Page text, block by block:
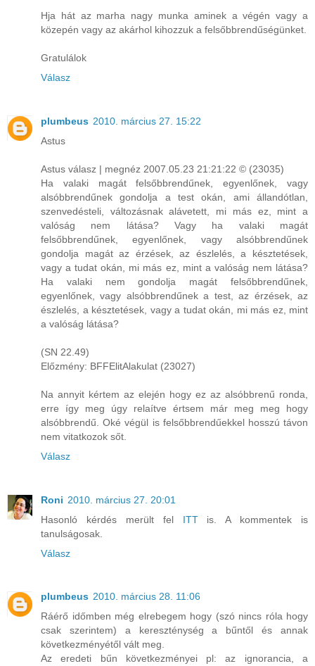
Hja hát az marha nagy munka aminek a végén vagy a
közepén vagy az akárhol kihozzuk a felsőbbrendűségünket.
Gratulálok
Válasz
plumbeus 2010. március 27. 15:22
Astus
Astus válasz | megnéz 2007.05.23 21:21:22 © (23035)
Ha valaki magát felsőbbrendűnek, egyenlőnek, vagy
alsóbbrendűnek gondolja a test okán, ami állandótlan,
szenvedésteli, változásnak alávetett, mi más ez, mint a
valóság nem látása? Vagy ha valaki magát
felsőbbrendűnek, egyenlőnek, vagy alsóbbrendűnek
gondolja magát az érzések, az észlelés, a késztetések,
vagy a tudat okán, mi más ez, mint a valóság nem látása?
Ha valaki nem gondolja magát felsőbbrendűnek,
egyenlőnek, vagy alsóbbrendűnek a test, az érzések, az
észlelés, a késztetések, vagy a tudat okán, mi más ez, mint
a valóság látása?
(SN 22.49)
Előzmény: BFFElitAlakulat (23027)
Na annyit kértem az elején hogy ez az alsóbbrenű ronda,
erre így meg úgy relaítve értsem már meg meg hogy
alsóbbrendű. Oké végül is felsőbbrendűekkel hosszú távon
nem vitatkozok sőt.
Válasz
Roni 2010. március 27. 20:01
Hasonló kérdés merült fel ITTis. A kommentek is
tanulságosak.
Válasz
plumbeus 2010. március 28. 11:06
Ráérő időmben még elrebegem hogy (szó nincs róla hogy
csak szerintem) a kereszténység a bűntől és annak
következményétől vált meg.
Az eredeti bűn következményei pl: az ignorancia, a